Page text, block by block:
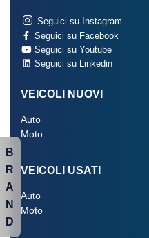
Seguici su Instagram
Seguici su Facebook
Seguici su Youtube
Seguici su Linkedin
VEICOLI NUOVI
Auto
Moto
VEICOLI USATI
Auto
Moto
B
R
A
N
D